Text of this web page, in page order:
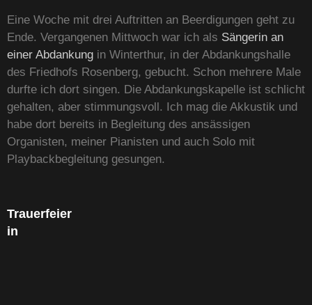
Eine Woche mit drei Auftritten an Beerdigungen geht zu
Ende. Vergangenen Mittwoch war ich als Sängerin an
einer Abdankung in Winterthur, in der Abdankungshalle
des Friedhofs Rosenberg, gebucht. Schon mehrere Male
durfte ich dort singen. Die Abdankungskapelle ist schlicht
gehalten, aber stimmungsvoll. Ich mag die Akkustik und
habe dort bereits in Begleitung des ansässigen
Organisten, meiner Pianisten und auch Solo mit
Playbackbegleitung gesungen.
Trauerfeier
in